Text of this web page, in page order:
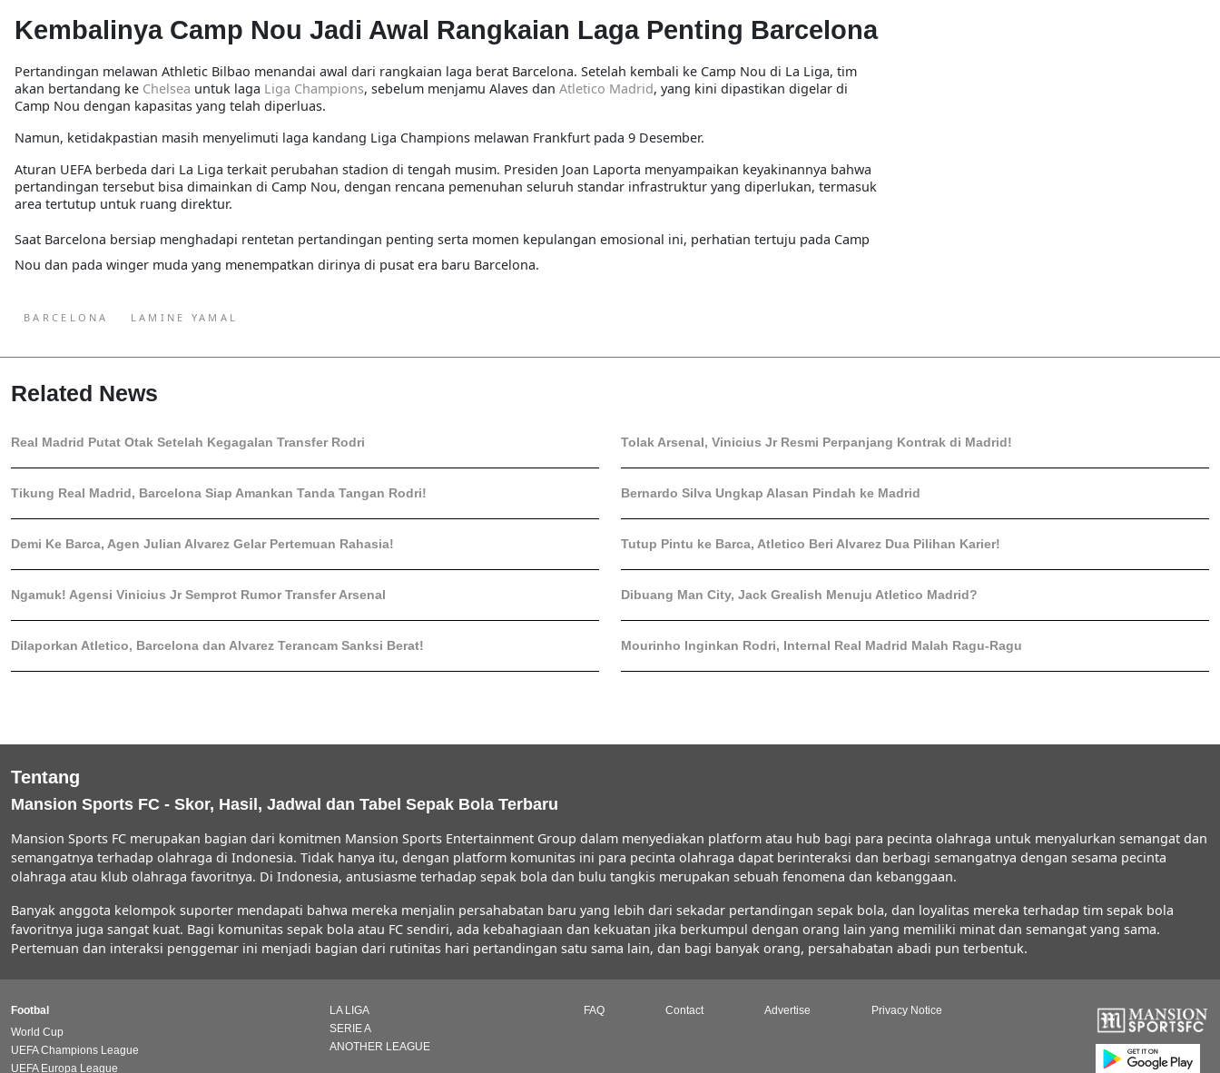
Kembalinya Camp Nou Jadi Awal Rangkaian Laga Penting Barcelona
Pertandingan melawan Athletic Bilbao menandai awal dari rangkaian laga berat Barcelona. Setelah kembali ke Camp Nou di La Liga, tim
akan bertandang ke Chelsea untuk laga Liga Champions, sebelum menjamu Alaves dan Atletico Madrid, yang kini dipastikan digelar di
Camp Nou dengan kapasitas yang telah diperluas.
Namun, ketidakpastian masih menyelimuti laga kandang Liga Champions melawan Frankfurt pada 9 Desember.
Aturan UEFA berbeda dari La Liga terkait perubahan stadion di tengah musim. Presiden Joan Laporta menyampaikan keyakinannya bahwa
pertandingan tersebut bisa dimainkan di Camp Nou, dengan rencana pemenuhan seluruh standar infrastruktur yang diperlukan, termasuk
area tertutup untuk ruang direktur.
Saat Barcelona bersiap menghadapi rentetan pertandingan penting serta momen kepulangan emosional ini, perhatian tertuju pada Camp
Nou dan pada winger muda yang menempatkan dirinya di pusat era baru Barcelona.
BARCELONA LAMINE YAMAL
Related News
Real Madrid Putat Otak Setelah Kegagalan Transfer Rodri Tolak Arsenal, Vinicius Jr Resmi Perpanjang Kontrak di Madrid!
Tikung Real Madrid, Barcelona Siap Amankan Tanda Tangan Rodri! Bernardo Silva Ungkap Alasan Pindah ke Madrid
Demi Ke Barca, Agen Julian Alvarez Gelar Pertemuan Rahasia! Tutup Pintu ke Barca, Atletico Beri Alvarez Dua Pilihan Karier!
Ngamuk! Agensi Vinicius Jr Semprot Rumor Transfer Arsenal Dibuang Man City, Jack Grealish Menuju Atletico Madrid?
Dilaporkan Atletico, Barcelona dan Alvarez Terancam Sanksi Berat! Mourinho Inginkan Rodri, Internal Real Madrid Malah Ragu-Ragu
Tentang
Mansion Sports FC - Skor, Hasil, Jadwal dan Tabel Sepak Bola Terbaru
Mansion Sports FC merupakan bagian dari komitmen Mansion Sports Entertainment Group dalam menyediakan platform atau hub bagi para pecinta olahraga untuk menyalurkan semangat dan
semangatnya terhadap olahraga di Indonesia. Tidak hanya itu, dengan platform komunitas ini para pecinta olahraga dapat berinteraksi dan berbagi semangatnya dengan sesama pecinta
olahraga atau klub olahraga favoritnya. Di Indonesia, antusiasme terhadap sepak bola dan bulu tangkis merupakan sebuah fenomena dan kebanggaan.
Banyak anggota kelompok suporter mendapati bahwa mereka menjalin persahabatan baru yang lebih dari sekadar pertandingan sepak bola, dan loyalitas mereka terhadap tim sepak bola
favoritnya juga sangat kuat. Bagi komunitas sepak bola atau FC sendiri, ada kebahagiaan dan kekuatan jika berkumpul dengan orang lain yang memiliki minat dan semangat yang sama.
Pertemuan dan interaksi penggemar ini menjadi bagian dari rutinitas hari pertandingan satu sama lain, dan bagi banyak orang, persahabatan abadi pun terbentuk.
Footbal
World Cup
UEFA Champions League
UEFA Europa League
LA LIGA
SERIE A
ANOTHER LEAGUE
FAQ Contact Advertise Privacy Notice